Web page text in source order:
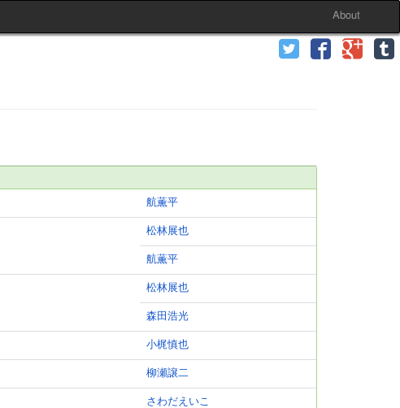
About
航薫平
松林展也
航薫平
松林展也
森田浩光
小梶慎也
柳瀬譲二
さわだえいこ